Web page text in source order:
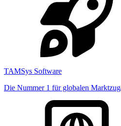
TAMSys Software
Die Nummer 1 für globalen